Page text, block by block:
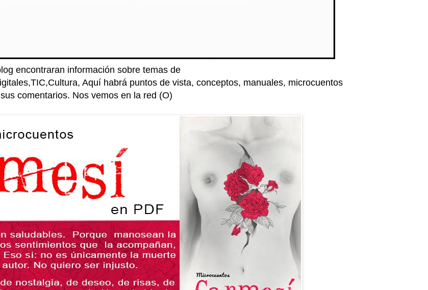
encontraran información sobre temas de
Aquí habrá puntos de vista, conceptos, manuales, microcuentos
comentarios. Nos vemos en la red (O)